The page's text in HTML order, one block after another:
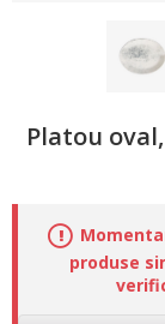
Platou
produse